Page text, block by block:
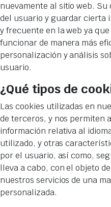
nuevamente al sitio web.
del usuario y guardar cierta
y frecuente en la web ya
funcionar de manera más
personalización y análisis
usuario.
¿Qué tipos de
Las cookies utilizadas en
de terceros, y nos permiten
información relativa al
utilizado, y otras
por el usuario, así como,
lleva a cabo, con el objeto
nuestros servicios de una
personalizada.